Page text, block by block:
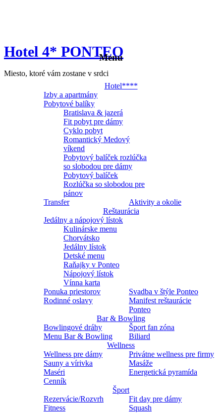
Hotel 4* PONTEO
Miesto, ktoré vám zostane v srdci
Menu
Hotel****
Izby a apartmány
Pobytové balíky
Bratislava & jazerá
Fit pobyt pre dámy
Cyklo pobyt
Romantický Medový
víkend
Pobytový balíček rozlúčka
so slobodou pre dámy
Pobytový balíček
Rozlúčka so slobodou pre
pánov
Transfer
Aktivity a okolie
Reštaurácia
Jedálny a nápojový lístok
Kulinárske menu
Chorvátsko
Jedálny lístok
Detské menu
Raňajky v Ponteo
Nápojový lístok
Vínna karta
Ponuka priestorov
Svadba v štýle Ponteo
Rodinné oslavy
Manifest reštaurácie
Ponteo
Bar & Bowling
Bowlingové dráhy
Šport fan zóna
Menu Bar & Bowling
Biliard
Wellness
Wellness pre dámy
Privátne wellness pre firmy
Sauny a vírivka
Masáže
Maséri
Energetická pyramída
Cenník
Šport
Rezervácie/Rozvrh
Fit day pre dámy
Fitness
Squash